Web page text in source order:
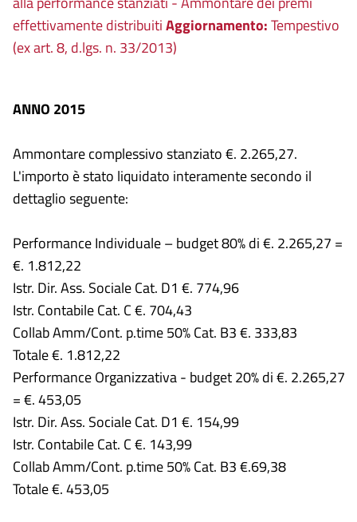
effettivamente distribuitiAggiornamento:Tempestivo
(ex art. 8, d.lgs. n. 33/2013)
ANNO 2015
Ammontare complessivo stanziato €. 2.265,27.
L'importo è stato liquidato interamente secondo il
dettaglio seguente:
Performance Individuale – budget 80% di €. 2.265,27 =
€. 1.812,22
Istr. Dir. Ass. Sociale Cat. D1 €. 774,96
Istr. Contabile Cat. C €. 704,43
Collab Amm/Cont. p.time 50% Cat. B3 €. 333,83
Totale €. 1.812,22
Performance Organizzativa - budget 20% di €. 2.265,27
= €. 453,05
Istr. Dir. Ass. Sociale Cat. D1 €. 154,99
Istr. Contabile Cat. C €. 143,99
Collab Amm/Cont. p.time 50% Cat. B3 €.69,38
Totale €. 453,05